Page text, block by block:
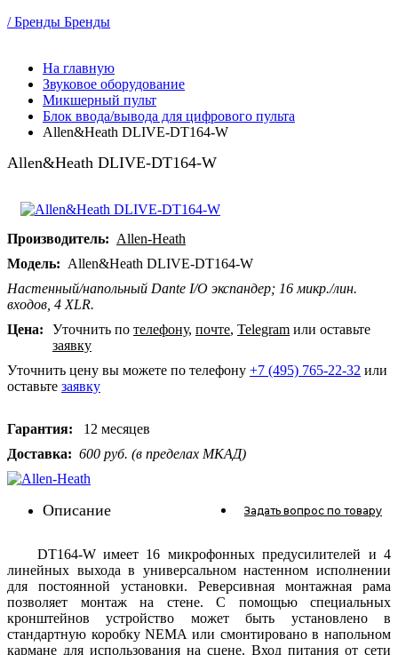
/ Бренды Бренды
На главную
Звуковое оборудование
Микшерный пульт
Блок ввода/вывода для цифрового пульта
Allen&Heath DLIVE-DT164-W
Allen&Heath DLIVE-DT164-W
Производитель: Allen-Heath
Модель: Allen&Heath DLIVE-DT164-W
Настенный/напольный Dante I/O экспандер; 16 микр./лин.
входов, 4 XLR.
Цена:
Уточнить по телефону, почте, Telegram или оставьте
заявку
Уточнить цену вы можете по телефону +7 (495) 765-22-32 или
оставьте заявку
Гарантия: 12 месяцев
Доставка: 600 руб. (в пределах МКАД)
Описание Задать вопрос по товару
DT164-W имеет 16 микрофонных предусилителей и 4
линейных выхода в универсальном настенном исполнении
для постоянной установки. Реверсивная монтажная рама
позволяет монтаж на стене. С помощью специальных
кронштейнов устройство может быть установлено в
стандартную коробку NEMA или смонтировано в напольном
кармане для использования на сцене. Вход питания от сети